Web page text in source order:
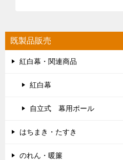
既製品販売
紅白幕・関連商品
紅白幕
自立式 幕用ポール
はちまき・たすき
のれん・暖簾